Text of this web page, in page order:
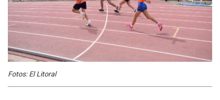
Fotos: El Litoral